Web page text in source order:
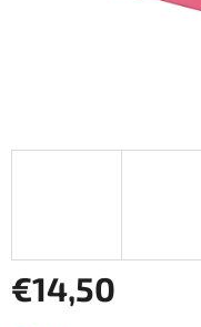
€14,50